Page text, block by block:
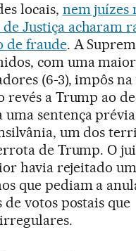
locais, nem juízes
Justiça acharam
de fraude. A
com uma
(6-3), impôs
revés a Trump ao
uma sentença
um dos
de Trump. O
havia rejeitado
que pediam a
de votos postais que